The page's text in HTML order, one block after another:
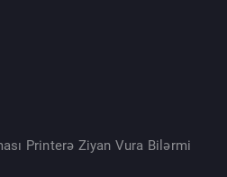
Printerə Ziyan Vura Bilərmi